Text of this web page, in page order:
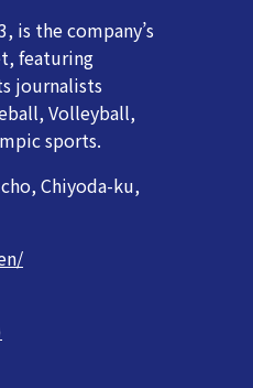
is the company’s
featuring
journalists
Volleyball,
sports.
Chiyoda-ku,